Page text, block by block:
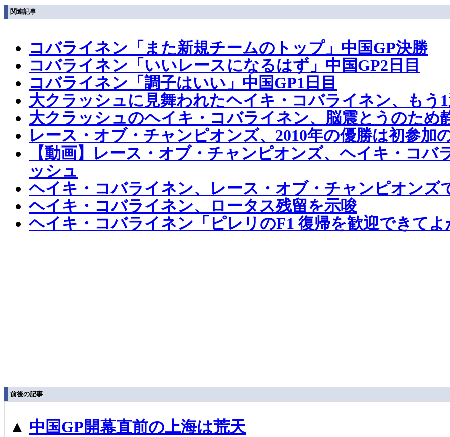
関連記事
コバライネン「また新規チームのトップ」中国GP決勝
コバライネン「いいレースになるはず」中国GP2日目
コバライネン「調子はいい」中国GP1日目
大クラッシュに見舞われたヘイキ・コバライネン、もう
大クラッシュのヘイキ・コバライネン、脳震とうのため
レース・オブ・チャンピオンズ、2010年の優勝は初参加
【動画】レース・オブ・チャンピオンズ、ヘイキ・コ
ッシュ
ヘイキ・コバライネン、レース・オブ・チャンピオンズ
ヘイキ・コバライネン、ロータス残留を示唆
ヘイキ・コバライネン「ピレリのF1 復帰を歓迎できて
前後の記事
▲ 中国GP開幕直前の上海は荒天